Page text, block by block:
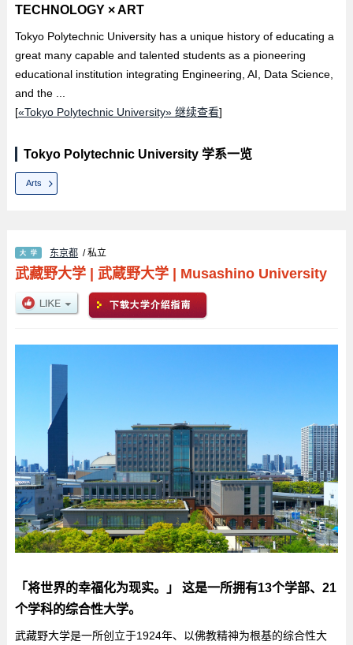
TECHNOLOGY × ART
Tokyo Polytechnic University has a unique history of educating a
great many capable and talented students as a pioneering
educational institution integrating Engineering, AI, Data Science,
and the ...
[«Tokyo Polytechnic University» 继续查看]
Tokyo Polytechnic University 学系一览
Arts
东京都 / 私立
武藏野大学| 武蔵野大学| Musashino University
「将世界的幸福化为现实。」 这是一所拥有13个学部、21
个学科的综合性大学。
武藏野大学是一所创立于1924年、以佛教精神为根基的综合性大